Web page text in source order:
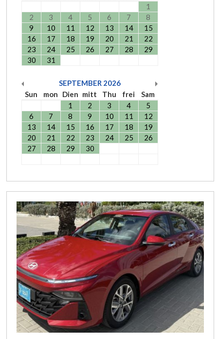
1
2
3 4 5 6 7
8
9
10 11 12 13 14
15
16
17 18 19 20 21
22
23
24 25 26 27 28
29
30
31
SEPTEMBER 2026
Sun
mon Dien mitt Thu frei
Sam
1
2 3 4
5
6
7 8 9 10 11
12
13
14 15 16 17 18
19
20
21 22 23 24 25
26
27
28 29 30